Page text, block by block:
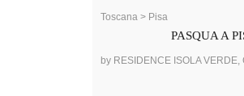
Toscana > Pisa
PASQUA A
by RESIDENCE ISOLA